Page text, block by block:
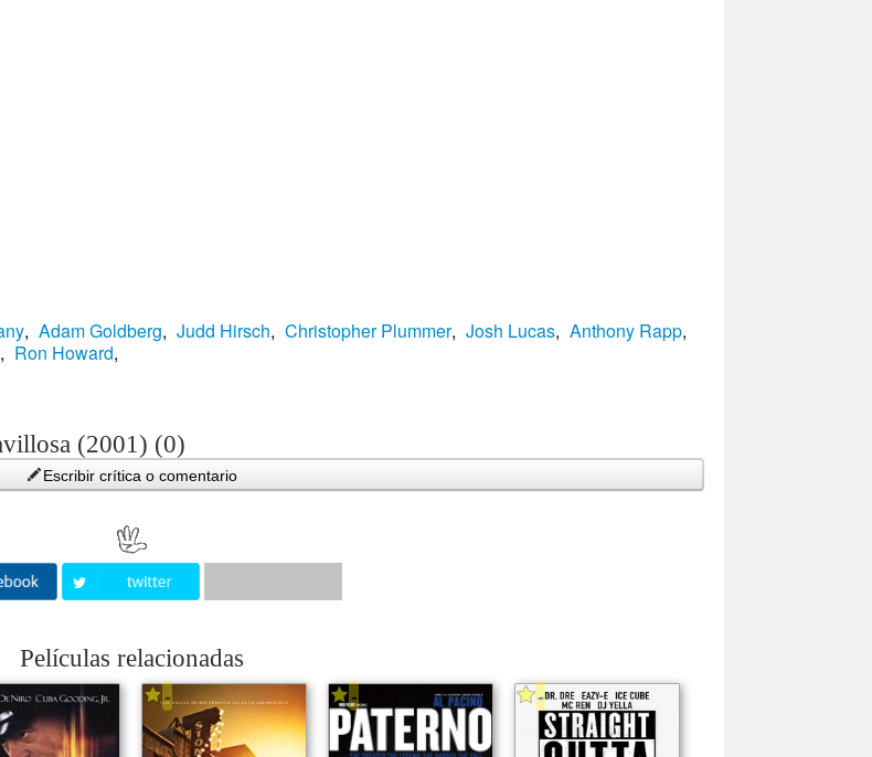
, Adam Goldberg, Judd Hirsch, Christopher Plummer, Josh Lucas, Anthony Rapp,
, Ron Howard,
(2001) (0)
Escribir crítica o comentario
Películas relacionadas
- - -